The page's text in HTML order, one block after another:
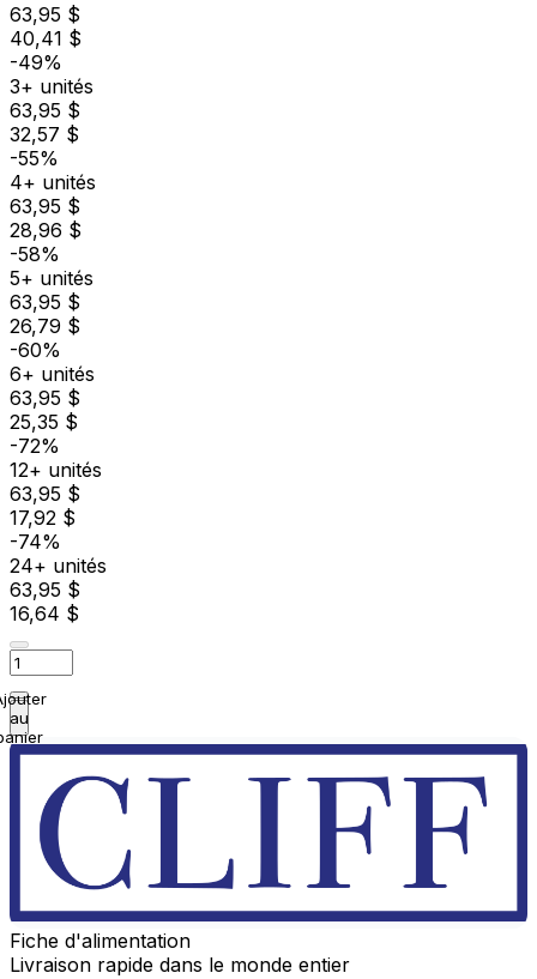
63,95 $
40,41 $
-49%
3+ unités
63,95 $
32,57 $
-55%
4+ unités
63,95 $
28,96 $
-58%
5+ unités
63,95 $
26,79 $
-60%
6+ unités
63,95 $
25,35 $
-72%
12+ unités
63,95 $
17,92 $
-74%
24+ unités
63,95 $
16,64 $
au
Fiche d'alimentation
Livraison rapide dans le monde entier